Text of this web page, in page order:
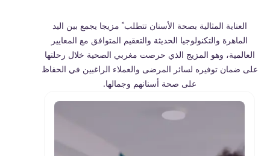
العنایة المثالیة بصحة الأسنان تتطلب ً مزیجا یجمع بین الید
الماھرة والتكنولوجیا الحدیثة والتعقیم المتوافق مع المعاییر
العالمیة، وھو المزیج الذي حرصت مغربي الصحیة خلال رحلتھا
على ضمان توفیره لسائر المرضى والعملاء الراغبین في الحفاظ
على صحة أسنانھم وجمالھا.